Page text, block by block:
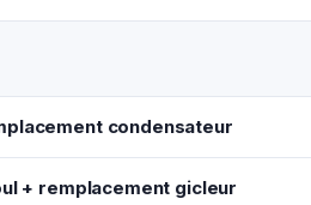
condensateur
+ remplacement gicleur